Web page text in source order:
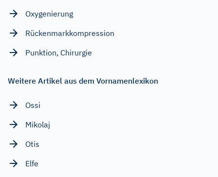
Oxygenierung
Rückenmarkkompression
Punktion, Chirurgie
Weitere Artikel aus dem Vornamenlexikon
Ossi
Mikolaj
Otis
Elfe